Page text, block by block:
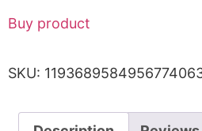
Buy product
SKU: